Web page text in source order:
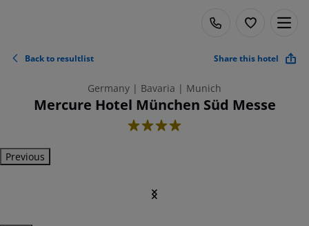
Back to resultlist Share this hotel
Germany | Bavaria | Munich
Mercure Hotel München Süd Messe
4
Previous